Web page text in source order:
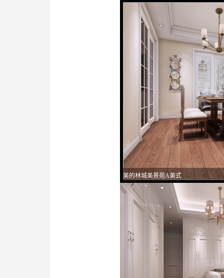
美的林城美景苑A美式